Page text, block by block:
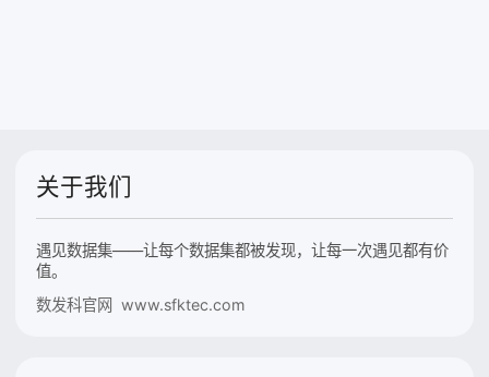
关于我们
遇见数据集——让每个数据集都被发现，让每一次遇见都有价
值。
数发科官网 www.sfktec.com